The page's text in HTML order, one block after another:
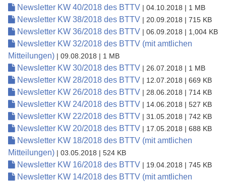
Newsletter KW 40/2018 des BTTV | 04.10.2018 | 1 MB
Newsletter KW 38/2018 des BTTV | 20.09.2018 | 715 KB
Newsletter KW 36/2018 des BTTV | 06.09.2018 | 1,004 KB
Newsletter KW 32/2018 des BTTV (mit amtlichen
Mitteilungen) | 09.08.2018 | 1 MB
Newsletter KW 30/2018 des BTTV | 26.07.2018 | 1 MB
Newsletter KW 28/2018 des BTTV | 12.07.2018 | 669 KB
Newsletter KW 26/2018 des BTTV | 28.06.2018 | 714 KB
Newsletter KW 24/2018 des BTTV | 14.06.2018 | 527 KB
Newsletter KW 22/2018 des BTTV | 31.05.2018 | 742 KB
Newsletter KW 20/2018 des BTTV | 17.05.2018 | 688 KB
Newsletter KW 18/2018 des BTTV (mit amtlichen
Mitteilungen) | 03.05.2018 | 524 KB
Newsletter KW 16/2018 des BTTV | 19.04.2018 | 745 KB
Newsletter KW 14/2018 des BTTV (mit amtlichen